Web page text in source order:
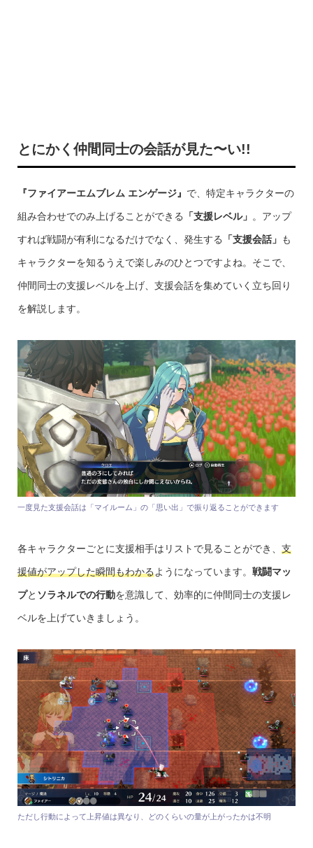
とにかく仲間同士の会話が見た〜い!!
『ファイアーエムブレム エンゲージ』 で、特定キャラクターの
組み合わせでのみ上げることができる 「支援レベル」 。アップ
すれば戦闘が有利になるだけでなく、発生する 「支援会話」 も
キャラクターを知るうえで楽しみのひとつですよね。そこで、
仲間同士の支援レベルを上げ、支援会話を集めていく立ち回り
を解説します。
一度見た支援会話は「マイルーム」の「思い出」で振り返ることができます
各キャラクターごとに支援相手はリストで見ることができ、 支
援値がアップした瞬間もわかるようになっています。 戦闘マッ
プと ソラネルでの行動を意識して、効率的に仲間同士の支援レ
ベルを上げていきましょう。
ただし行動によって上昇値は異なり、どのくらいの量が上がったかは不明